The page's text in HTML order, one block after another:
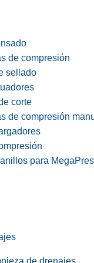
de compresión
sellado
corte
de compresión
para
de drenajes